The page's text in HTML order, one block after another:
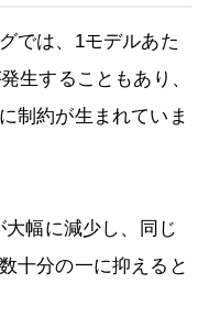
では、1モデルあた
生することもあり、
制約が生まれていま
幅に減少し、同じ
十分の一に抑えると